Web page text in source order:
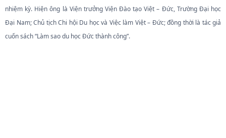
nhiệm kỳ. Hiện ông là Viện trưởng Viện Đào tạo Việt – Đức, Trường Đại học
Đại Nam; Chủ tịch Chi hội Du học và Việc làm Việt – Đức; đồng thời là tác giả
cuốn sách “Làm sao du học Đức thành công”.